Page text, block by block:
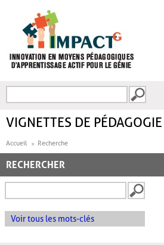
FORMULAIRE DE
VIGNETTES DE
Accueil Recherche
RECHERCHER
Voir tous les mots-clés